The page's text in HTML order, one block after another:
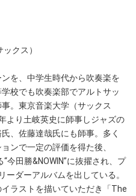
クス）
を、中学生時代から吹奏楽を
校でも吹奏楽部でアルトサッ
。東京音楽大学（サックス
より土岐英史に師事しジャズの
、佐藤達哉氏にも師事。多く
ンで一定の評価を得た後、
今田勝&NOWIN”に抜擢され、プ
ーダーアルバムを出している。
ラストを描いていただき「The